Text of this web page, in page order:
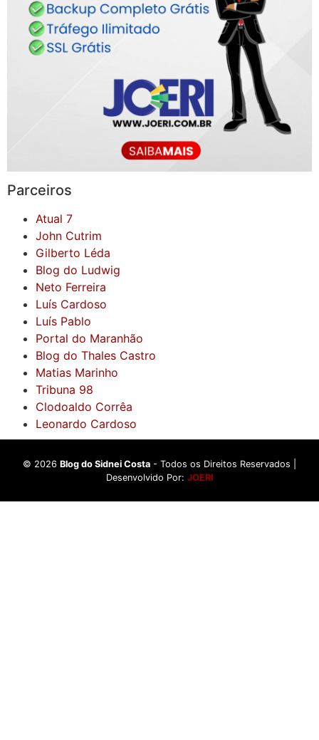
Parceiros
Atual 7
John Cutrim
Gilberto Léda
Blog do Ludwig
Neto Ferreira
Luís Cardoso
Luís Pablo
Portal do Maranhão
Blog do Thales Castro
Matias Marinho
Tribuna 98
Clodoaldo Corrêa
Leonardo Cardoso
© 2026 Blog do Sidnei Costa - Todos os Direitos Reservados |
Desenvolvido Por: JOERI